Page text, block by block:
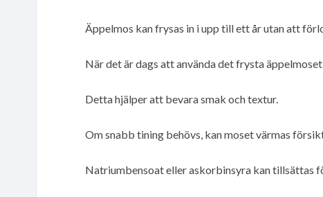
Äppelmos kan frysas in i upp till ett år utan att
När det är dags att använda det frysta
Detta hjälper att bevara smak och textur.
Om snabb tining behövs, kan moset värmas
Natriumbensoat eller askorbinsyra kan tillsättas